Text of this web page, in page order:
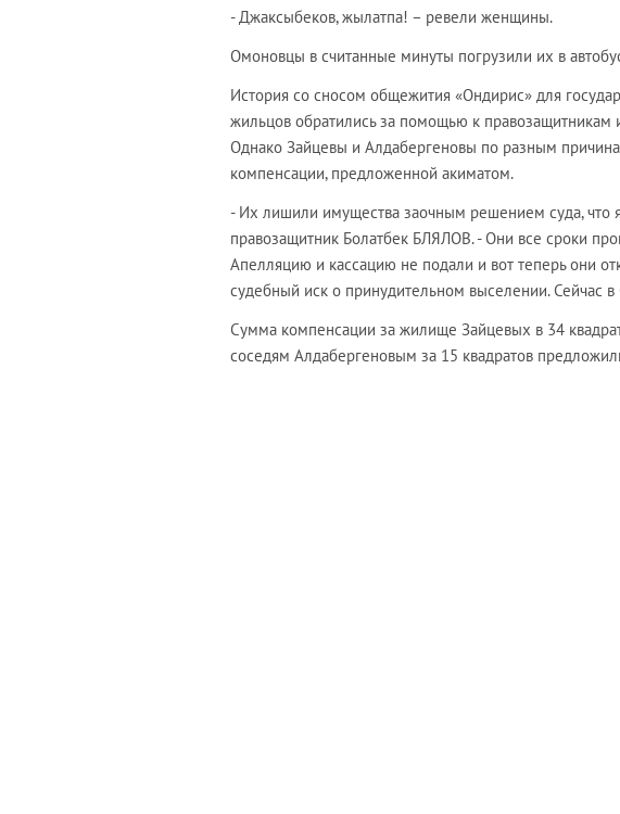
- Джаксыбеков, жылатпа! – ревели женщины.
Омоновцы в считанные минуты погрузили их в
История со сносом общежития «Ондирис» для
жильцов обратились за помощью к
Однако Зайцевы и Алдабергеновы по разным
компенсации, предложенной акиматом.
- Их лишили имущества заочным решением суда, что
правозащитник Болатбек БЛЯЛОВ. - Они все сроки
Апелляцию и кассацию не подали и вот теперь они
судебный иск о принудительном выселении. Сейчас
Сумма компенсации за жилище Зайцевых в 34
соседям Алдабергеновым за 15 квадратов